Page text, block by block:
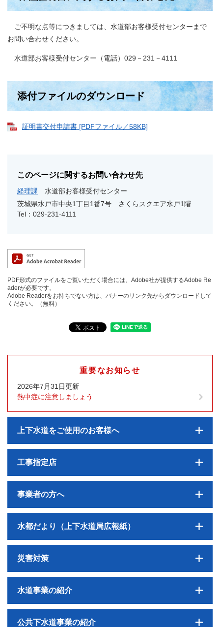
ご不明な点等につきましては、水道部お客様受付センターまで
お問い合わせください。
水道部お客様受付センター（電話）029－231－4111
添付ファイルのダウンロード
証明書交付申請書 [PDFファイル／58KB]
このページに関するお問い合わせ先
経理課
水道部お客様受付センター
茨城県水戸市中央1丁目1番7号 さくらスクエア水戸1階
Tel：029-231-4111
PDF形式のファイルをご覧いただく場合には、Adobe社が提供するAdobe Re
aderが必要です。
Adobe Readerをお持ちでない方は、バナーのリンク先からダウンロードして
ください。（無料）
重要なお知らせ
2026年7月31日更新
熱中症に注意しましょう
上下水道をご使用のお客様へ
工事指定店
事業者の方へ
水都だより（上下水道局広報紙）
災害対策
水道事業の紹介
公共下水道事業の紹介